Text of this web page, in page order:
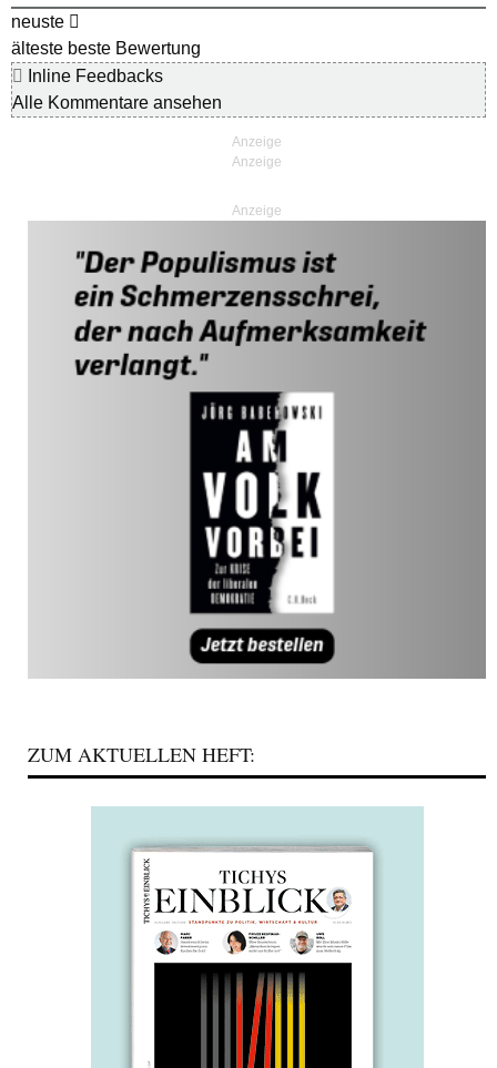
neuste
älteste beste Bewertung
Inline Feedbacks
Alle Kommentare ansehen
Anzeige
ZUM AKTUELLEN HEFT: